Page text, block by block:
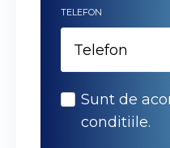
TELEFON
Sunt de
conditiile.